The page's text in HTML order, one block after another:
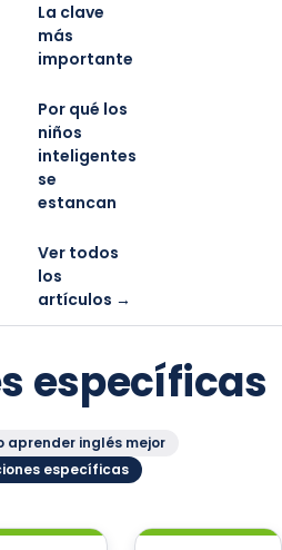
La clave
más
importante
Por qué los
niños
inteligentes
se
estancan
Ver todos
los
artículos →
específicas
aprender inglés mejor
específicas